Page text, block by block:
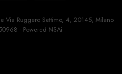
Via Ruggero Settimo, 4, 20145, Milano
- Powered NSAi